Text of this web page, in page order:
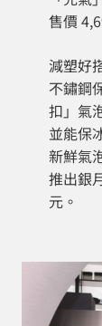
售價
減塑好
不鏽鋼
扣」氣
並能保
新鮮氣
推出銀
元。